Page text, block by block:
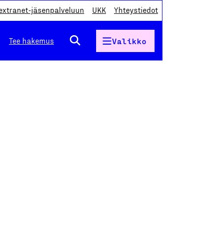
jäsenpalveluun UKK Yhteystiedot
Tee hakemus Valikko